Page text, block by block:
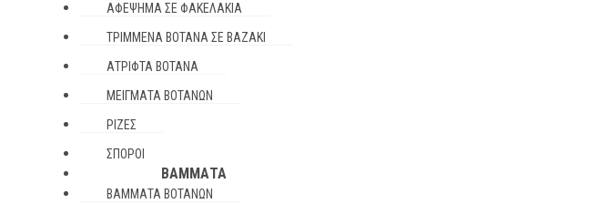
ΑΦΈΨΗΜΑ ΣΕ ΦΑΚΕΛΆΚΙΑ
ΤΡΙΜΜΈΝΑ ΒΌΤΑΝΑ ΣΕ ΒΑΖΆΚΙ
ΆΤΡΙΦΤΑ ΒΌΤΑΝΑ
ΜΕΊΓΜΑΤΑ ΒΟΤΆΝΩΝ
ΡΊΖΕΣ
ΣΠΌΡΟΙ
ΒΆΜΜΑΤΑ
ΒΆΜΜΑΤΑ ΒΟΤΆΝΩΝ